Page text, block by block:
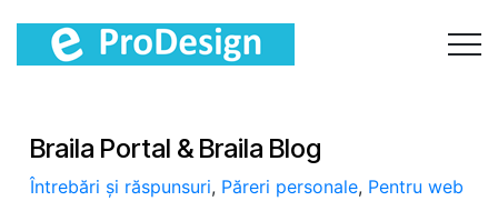
Braila Portal & Braila Blog
Întrebări și răspunsuri, Păreri personale, Pentru web